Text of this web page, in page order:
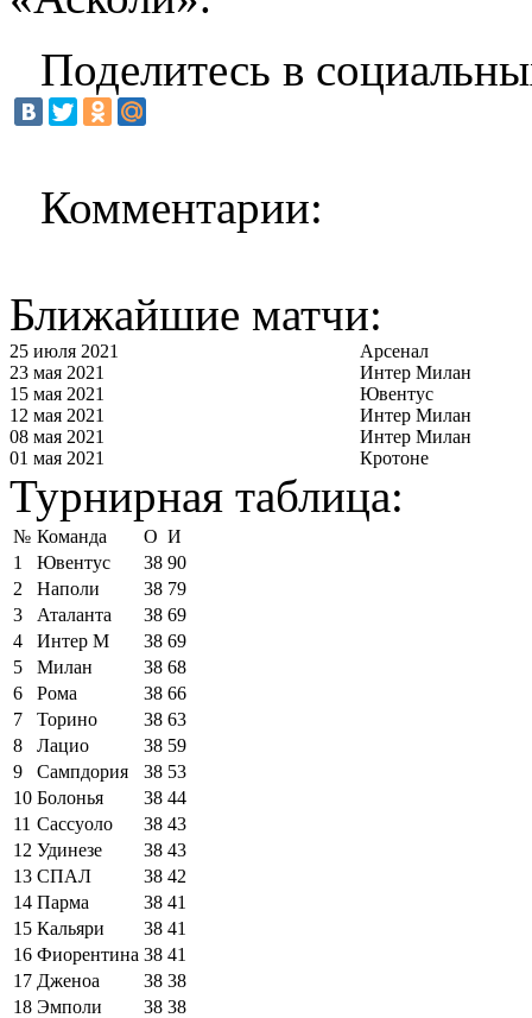
Поделитесь в
Комментарии:
Ближайшие матчи:
25 июля 2021
Арсенал
23 мая 2021
Интер Милан
15 мая 2021
Ювентус
12 мая 2021
Интер Милан
08 мая 2021
Интер Милан
01 мая 2021
Кротоне
Турнирная таблица:
№ Команда О И
1
Ювентус 38 90
2
Наполи 38 79
3
Аталанта 38 69
4
Интер М 38 69
5
Милан 38 68
6
Рома 38 66
7
Торино 38 63
8
Лацио 38 59
9
Сампдория 38 53
10 Болонья 38 44
11 Сассуоло 38 43
12 Удинезе 38 43
13 СПАЛ 38 42
14 Парма 38 41
15 Кальяри 38 41
16 Фиорентина 38 41
17 Дженоа 38 38
18 Эмполи 38 38